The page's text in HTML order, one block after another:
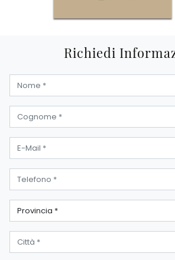
Richiedi